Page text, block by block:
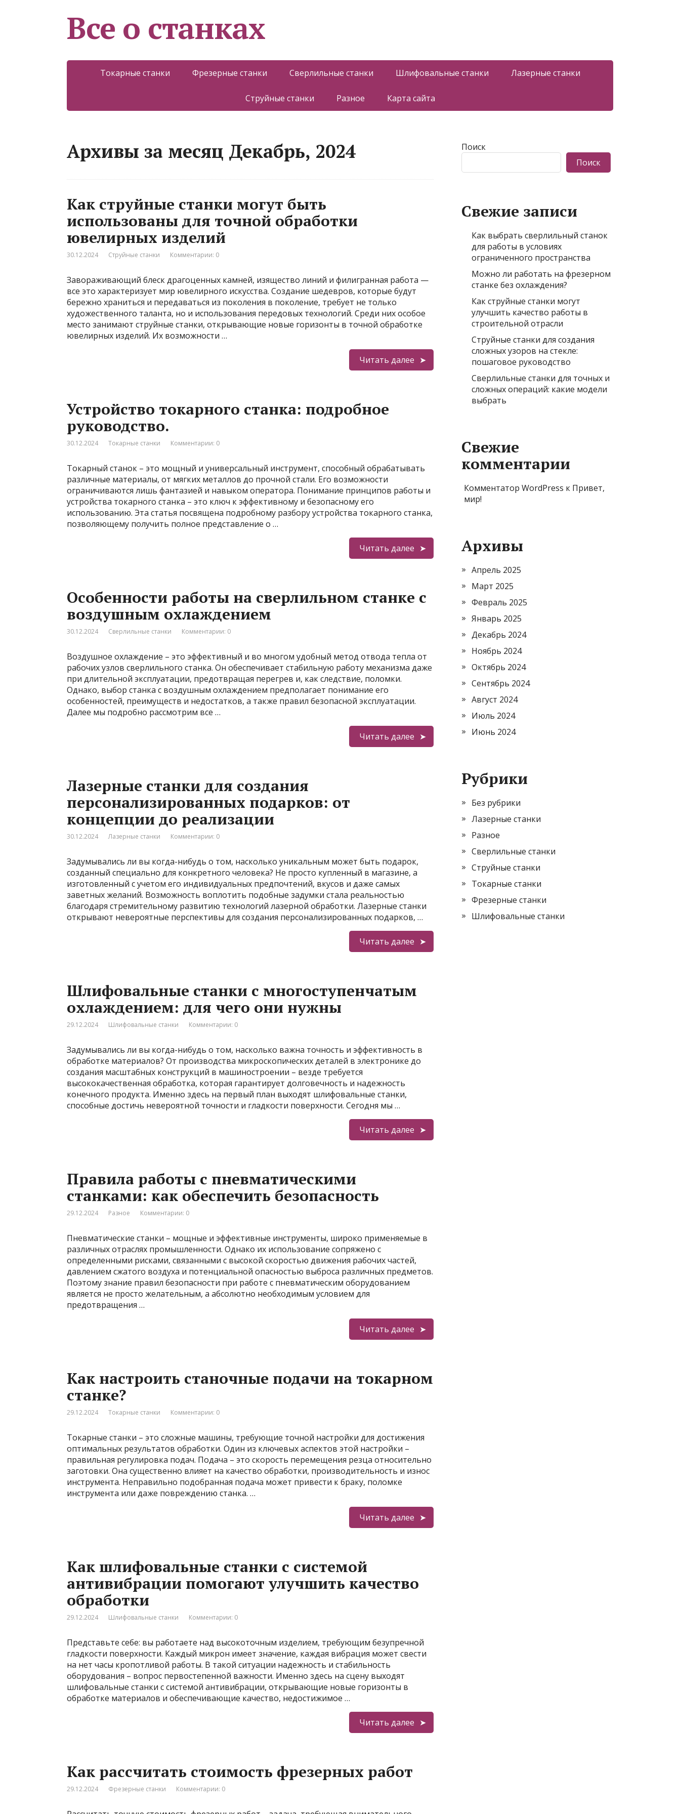
Все о станках
Токарные станки Фрезерные станки Сверлильные станки Шлифовальные станки Лазерные станки
Струйные станки Разное Карта сайта
Архивы за месяц Декабрь, 2024
Как струйные станки могут быть
использованы для точной обработки
ювелирных изделий
30.12.2024 Струйные станки Комментарии: 0
Завораживающий блеск драгоценных камней, изящество линий и филигранная работа —
все это характеризует мир ювелирного искусства. Создание шедевров, которые будут
бережно храниться и передаваться из поколения в поколение, требует не только
художественного таланта, но и использования передовых технологий. Среди них особое
место занимают струйные станки, открывающие новые горизонты в точной обработке
ювелирных изделий. Их возможности …
Читать далее
Устройство токарного станка: подробное
руководство.
30.12.2024 Токарные станки Комментарии: 0
Токарный станок – это мощный и универсальный инструмент, способный обрабатывать
различные материалы, от мягких металлов до прочной стали. Его возможности
ограничиваются лишь фантазией и навыком оператора. Понимание принципов работы и
устройства токарного станка – это ключ к эффективному и безопасному его
использованию. Эта статья посвящена подробному разбору устройства токарного станка,
позволяющему получить полное представление о …
Читать далее
Особенности работы на сверлильном станке с
воздушным охлаждением
30.12.2024 Сверлильные станки Комментарии: 0
Воздушное охлаждение – это эффективный и во многом удобный метод отвода тепла от
рабочих узлов сверлильного станка. Он обеспечивает стабильную работу механизма даже
при длительной эксплуатации, предотвращая перегрев и, как следствие, поломки.
Однако, выбор станка с воздушным охлаждением предполагает понимание его
особенностей, преимуществ и недостатков, а также правил безопасной эксплуатации.
Далее мы подробно рассмотрим все …
Читать далее
Лазерные станки для создания
персонализированных подарков: от
концепции до реализации
30.12.2024 Лазерные станки Комментарии: 0
Задумывались ли вы когда-нибудь о том, насколько уникальным может быть подарок,
созданный специально для конкретного человека? Не просто купленный в магазине, а
изготовленный с учетом его индивидуальных предпочтений, вкусов и даже самых
заветных желаний. Возможность воплотить подобные задумки стала реальностью
благодаря стремительному развитию технологий лазерной обработки. Лазерные станки
открывают невероятные перспективы для создания персонализированных подарков, …
Читать далее
Шлифовальные станки с многоступенчатым
охлаждением: для чего они нужны
29.12.2024 Шлифовальные станки Комментарии: 0
Задумывались ли вы когда-нибудь о том, насколько важна точность и эффективность в
обработке материалов? От производства микроскопических деталей в электронике до
создания масштабных конструкций в машиностроении – везде требуется
высококачественная обработка, которая гарантирует долговечность и надежность
конечного продукта. Именно здесь на первый план выходят шлифовальные станки,
способные достичь невероятной точности и гладкости поверхности. Сегодня мы …
Читать далее
Правила работы с пневматическими
станками: как обеспечить безопасность
29.12.2024 Разное Комментарии: 0
Пневматические станки – мощные и эффективные инструменты, широко применяемые в
различных отраслях промышленности. Однако их использование сопряжено с
определенными рисками, связанными с высокой скоростью движения рабочих частей,
давлением сжатого воздуха и потенциальной опасностью выброса различных предметов.
Поэтому знание правил безопасности при работе с пневматическим оборудованием
является не просто желательным, а абсолютно необходимым условием для
предотвращения …
Читать далее
Как настроить станочные подачи на токарном
станке?
29.12.2024 Токарные станки Комментарии: 0
Токарные станки – это сложные машины, требующие точной настройки для достижения
оптимальных результатов обработки. Один из ключевых аспектов этой настройки –
правильная регулировка подач. Подача – это скорость перемещения резца относительно
заготовки. Она существенно влияет на качество обработки, производительность и износ
инструмента. Неправильно подобранная подача может привести к браку, поломке
инструмента или даже повреждению станка. …
Читать далее
Как шлифовальные станки с системой
антивибрации помогают улучшить качество
обработки
29.12.2024 Шлифовальные станки Комментарии: 0
Представьте себе: вы работаете над высокоточным изделием, требующим безупречной
гладкости поверхности. Каждый микрон имеет значение, каждая вибрация может свести
на нет часы кропотливой работы. В такой ситуации надежность и стабильность
оборудования – вопрос первостепенной важности. Именно здесь на сцену выходят
шлифовальные станки с системой антивибрации, открывающие новые горизонты в
обработке материалов и обеспечивающие качество, недостижимое …
Читать далее
Как рассчитать стоимость фрезерных работ
29.12.2024 Фрезерные станки Комментарии: 0
Поиск
Поиск
Свежие записи
Как выбрать сверлильный станок
для работы в условиях
ограниченного пространства
Можно ли работать на фрезерном
станке без охлаждения?
Как струйные станки могут
улучшить качество работы в
строительной отрасли
Струйные станки для создания
сложных узоров на стекле:
пошаговое руководство
Сверлильные станки для точных и
сложных операций: какие модели
выбрать
Свежие
комментарии
Комментатор WordPress к Привет,
мир!
Архивы
Апрель 2025
Март 2025
Февраль 2025
Январь 2025
Декабрь 2024
Ноябрь 2024
Октябрь 2024
Сентябрь 2024
Август 2024
Июль 2024
Июнь 2024
Рубрики
Без рубрики
Лазерные станки
Разное
Сверлильные станки
Струйные станки
Токарные станки
Фрезерные станки
Шлифовальные станки